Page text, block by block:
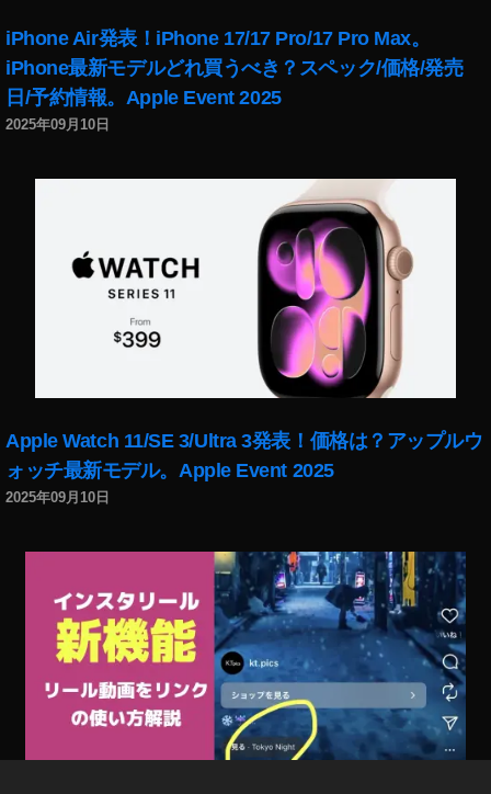
iPhone Air発表！iPhone 17/17 Pro/17 Pro Max。
iPhone最新モデルどれ買うべき？スペック/価格/発売
日/予約情報。Apple Event 2025
2025年09月10日
Apple Watch 11/SE 3/Ultra 3発表！価格は？アップルウ
ォッチ最新モデル。Apple Event 2025
2025年09月10日